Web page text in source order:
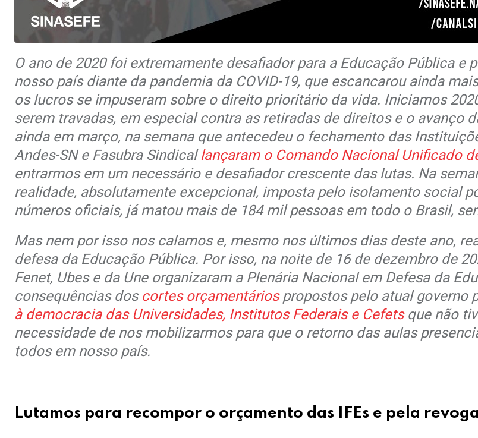
O ano de 2020 foi extremamente desafiador para a Educação Pública e
nosso país diante da pandemia da COVID-19, que escancarou ainda
os lucros se impuseram sobre o direito prioritário da vida. Iniciamos
serem travadas, em especial contra as retiradas de direitos e o avanço
ainda em março, na semana que antecedeu o fechamento das
Andes-SN e Fasubra Sindicallançaram o Comando Nacional Unificado
entrarmos em um necessário e desafiador crescente das lutas. Na
realidade, absolutamente excepcional, imposta pelo isolamento social
números oficiais, já matou mais de 184 mil pessoas em todo o Brasil,
Mas nem por isso nos calamos e, mesmo nos últimos dias deste ano,
defesa da Educação Pública. Por isso, na noite de 16 de dezembro de
Fenet, Ubes e da Une organizaram a Plenária Nacional em Defesa da
consequências dos cortes orçamentáriospropostos pelo atual governo
à democracia das Universidades, Institutos Federais e Cefetsque não
necessidade de nos mobilizarmos para que o retorno das aulas
todos em nosso país.
Lutamos para recompor o orçamento das IFEs e pela